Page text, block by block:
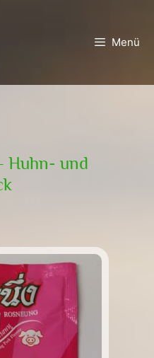
Menü
Huhn- und